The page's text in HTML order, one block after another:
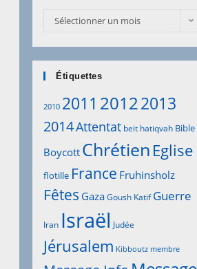
Archives
Sélectionner un mois
Étiquettes
2010 2011 20122013
2014Attentat beit hatiqvah Bible
Boycott Chrétien Eglise
flotille France Fruhinsholz
Fêtes GazaGoush Katif Guerre
Iran Israël Judée
Jérusalem Kibboutz membre